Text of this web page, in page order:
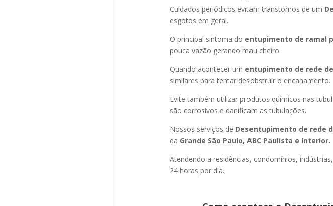
Cuidados periódicos evitam transtornos de um
esgotos em geral.
O principal sintoma do entupimento de ramal
pouca vazão gerando mau cheiro.
Quando acontecer um entupimento de rede
similares para tentar desobstruir o encanamento.
Evite também utilizar produtos químicos nas
são corrosivos e danificam as tubulações.
Nossos serviços de Desentupimento de rede
da Grande São Paulo, ABC Paulista e Interior.
Atendendo a residências, condomínios,
24 horas por dia.